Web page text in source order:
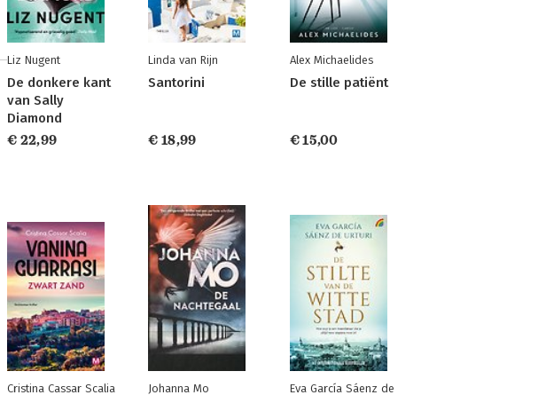
Liz Nugent
De donkere kant
van Sally
Diamond
€ 22,99
Linda van Rijn
Santorini
€ 18,99
Alex Michaelides
De stille patiënt
€ 15,00
Cristina Cassar Scalia Johanna Mo
Eva García Sáenz de